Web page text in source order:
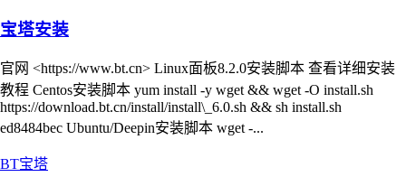
宝塔安装
官网 <https://www.bt.cn> Linux面板8.2.0安装脚本 查看详细安装
教程 Centos安装脚本 yum install -y wget && wget -O install.sh
https://download.bt.cn/install/install\_6.0.sh && sh install.sh
ed8484bec Ubuntu/Deepin安装脚本 wget -...
BT宝塔